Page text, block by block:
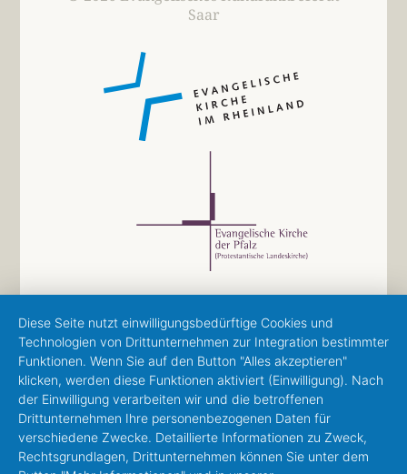
Saar
Diese Seite nutzt einwilligungsbedürftige Cookies und
Technologien von Drittunternehmen zur Integration bestimmter
Funktionen. Wenn Sie auf den Button "Alles akzeptieren"
klicken, werden diese Funktionen aktiviert (Einwilligung). Nach
der Einwilligung verarbeiten wir und die betroffenen
Drittunternehmen Ihre personenbezogenen Daten für
verschiedene Zwecke. Detaillierte Informationen zu Zweck,
Rechtsgrundlagen, Drittunternehmen können Sie unter dem